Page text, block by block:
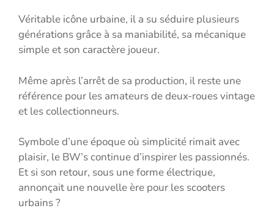
Véritable icône urbaine, il a su séduire plusieurs
générations grâce à sa maniabilité, sa mécanique
simple et son caractère joueur.
Même après l’arrêt de sa production, il reste une
référence pour les amateurs de deux-roues vintage
et les collectionneurs.
Symbole d’une époque où simplicité rimait avec
plaisir, le BW’s continue d’inspirer les passionnés.
Et si son retour, sous une forme électrique,
annonçait une nouvelle ère pour les scooters
urbains ?